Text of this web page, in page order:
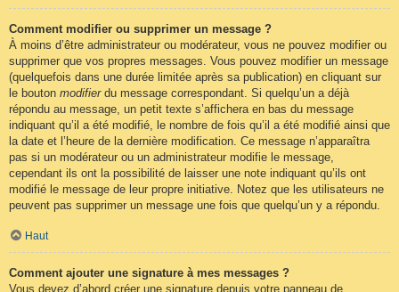
Comment modifier ou supprimer un message ?
À moins d’être administrateur ou modérateur, vous ne pouvez modifier ou
supprimer que vos propres messages. Vous pouvez modifier un message
(quelquefois dans une durée limitée après sa publication) en cliquant sur
le bouton modifierdu message correspondant. Si quelqu’un a déjà
répondu au message, un petit texte s’affichera en bas du message
indiquant qu’il a été modifié, le nombre de fois qu’il a été modifié ainsi que
la date et l’heure de la dernière modification. Ce message n’apparaîtra
pas si un modérateur ou un administrateur modifie le message,
cependant ils ont la possibilité de laisser une note indiquant qu’ils ont
modifié le message de leur propre initiative. Notez que les utilisateurs ne
peuvent pas supprimer un message une fois que quelqu’un y a répondu.
Haut
Comment ajouter une signature à mes messages ?
Vous devez d’abord créer une signature depuis votre panneau de